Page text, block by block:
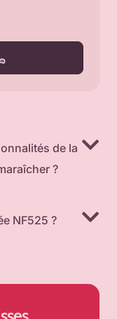
de la
?
NF525 ?